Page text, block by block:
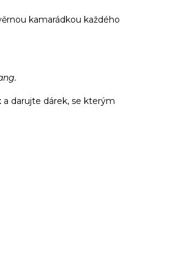
kamarádkou každého
a darujte dárek, se kterým